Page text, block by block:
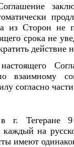
из Сторон не
срока не
действие
взаимному
согласно
г. Тегеране
каждый на
имеют